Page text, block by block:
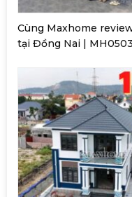
Cùng Maxhome
tại Đồng Nai |